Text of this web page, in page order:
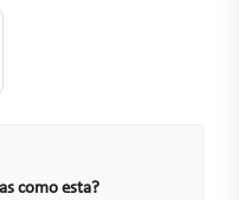
como esta?